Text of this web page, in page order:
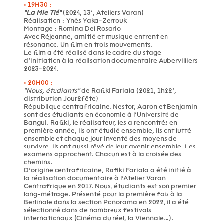
• 19H30 :
"La Mie Tié"(2024, 13’, Ateliers Varan)
Réalisation : Ynès Yaka-Zerrouk
Montage : Romina Del Rosario
Avec Réjeanne, amitié et musique entrent en
résonance. Un film en trois mouvements.
Le film a été réalisé dans le cadre du stage
d’initiation à la réalisation documentaire Aubervilliers
2023-2024.
• 20H00 :
"Nous, étudiants" de Rafiki Fariala (2021, 1h22’,
distribution Jour2fête)
République centrafricaine. Nestor, Aaron et Benjamin
sont des étudiants en économie à l’Université de
Bangui. Rafiki, le réalisateur, les a rencontrés en
première année, ils ont étudié ensemble, ils ont lutté
ensemble et chaque jour inventé des moyens de
survivre. Ils ont aussi rêvé de leur avenir ensemble. Les
examens approchent. Chacun est à la croisée des
chemins.
D’origine centrafricaine, Rafiki Fariala a été initié à
la réalisation documentaire à l’Atelier Varan
Centrafrique en 2017. Nous, étudiants est son premier
long-métrage. Présenté pour la première fois à la
Berlinale dans la section Panorama en 2022, il a été
sélectionné dans de nombreux festivals
internationaux (Cinéma du réel, la Viennale…).